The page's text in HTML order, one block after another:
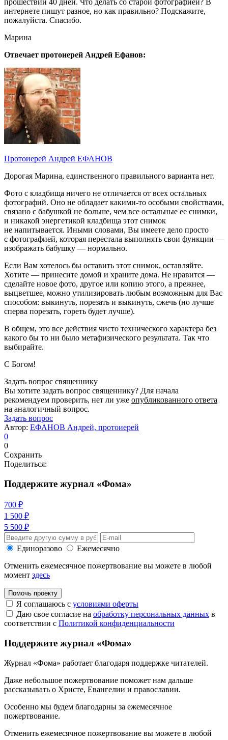
интернете пишут разное, но как правильно? Подскажите,
пожалуйста. Спасибо.
Марина
Отвечает протоиерей Андрей Ефанов:
Протоиерей Андрей ЕФАНОВ
Дорогая Марина, единственного правильного варианта нет.
Фото с кладбища ничего не отличается от всех остальных
фотографий. Оно не обладает какими-то особыми свойствами,
связано с бабушкой не больше, чем все остальные ее снимки,
и никакой энергетикой кладбища этот снимок
не напитывается. Иными словами, Вы имеете дело просто
с фотографией, которая перестала выполнять свои функции —
изображать бабушку — нормально.
Если Вам хотелось бы оставить этот снимок, оставляйте.
Хотите — принесите домой и храните дома. Не нравится —
сделайте новое фото, другое или копию этого, а прежнее,
выцветшее, можно утилизировать любым возможным для Вас
способом: выкинуть, порезать и выкинуть, сжечь (но лучше
сперва порезать, гореть будет лучше).
В общем, это все действия чисто технического характера без
какого бы то ни было метафизического результата. Так что
выбирайте.
С Богом!
Задать вопрос священнику
Вы хотите задать вопрос священнику? Для начала
рекомендуем проверить, нет ли уже опубликованного ответа
на аналогичный вопрос.
Задать вопрос
Автор: ЕФАНОВ Андрей, протоиерей
0
0
Сохранить
Поделиться:
Поддержите журнал «Фома»
700 ₽
1 500 ₽
5 500 ₽
Единоразово
Ежемесячно
Отменить ежемесячное пожертвование вы можете в любой
момент здесь
Помочь проекту
Я соглашаюсь с условиями оферты
Даю свое согласие на обработку персональных данных в
соответствии с Политикой конфиденциальности
Поддержите журнал «Фома»
Журнал «Фома» работает благодаря поддержке читателей.
Даже небольшое пожертвование поможет нам дальше
рассказывать о Христе, Евангелии и православии.
Особенно мы будем благодарны за ежемесячное
пожертвование.
Отменить ежемесячное пожертвование вы можете в любой